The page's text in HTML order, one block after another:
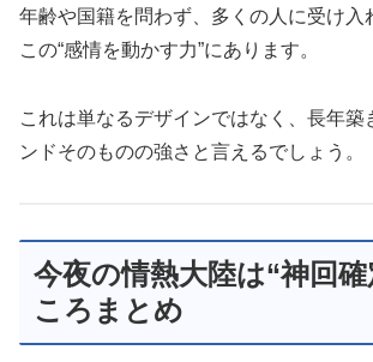
年齢や国籍を問わず、多くの人に受け入
この“感情を動かす力”にあります。
これは単なるデザインではなく、長年築
ンドそのものの強さと言えるでしょう。
今夜の情熱大陸は“神回
ころまとめ